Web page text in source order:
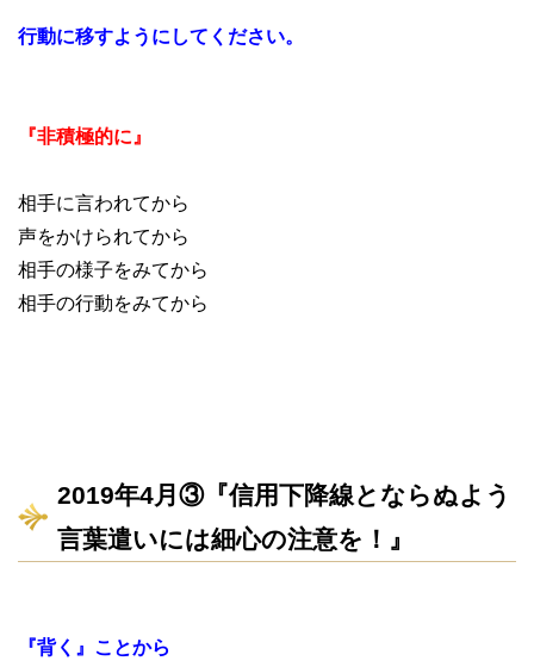
行動に移すようにしてください。
『非積極的に』
相手に言われてから
声をかけられてから
相手の様子をみてから
相手の行動をみてから
2019年4月③『信用下降線とならぬよう
言葉遣いには細心の注意を！』
『背く』ことから